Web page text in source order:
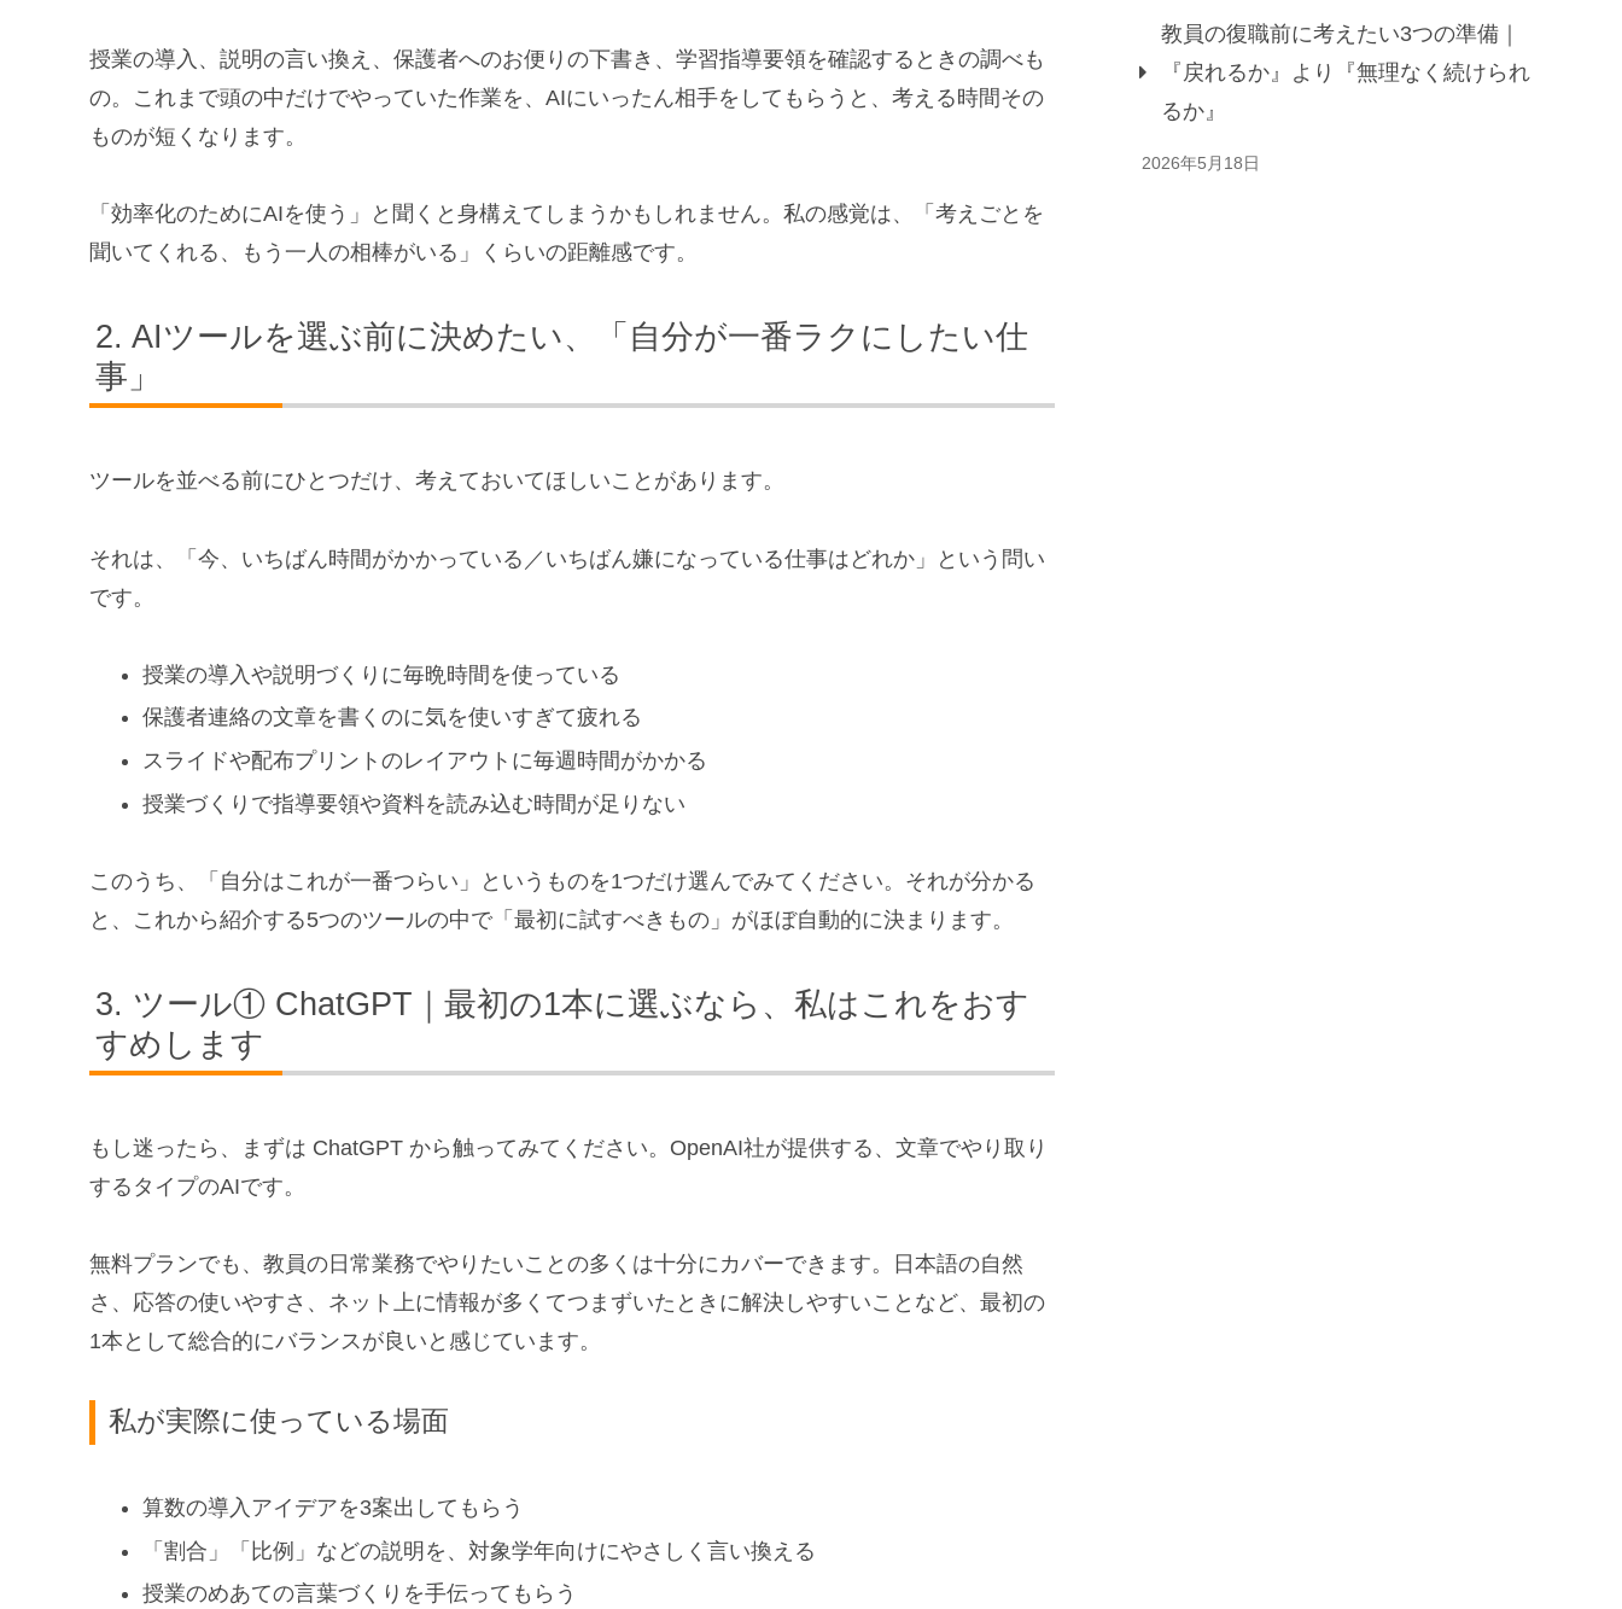
授業の導入、説明の言い換え、保護者へのお便りの下書き、学習指導要領を確認するときの調べも
の。これまで頭の中だけでやっていた作業を、AIにいったん相手をしてもらうと、考える時間その
ものが短くなります。
「効率化のためにAIを使う」と聞くと身構えてしまうかもしれません。私の感覚は、「考えごとを
聞いてくれる、もう一人の相棒がいる」くらいの距離感です。
AIツールを選ぶ前に決めたい、「自分が一番ラクにしたい仕
事」
ツールを並べる前にひとつだけ、考えておいてほしいことがあります。
それは、「今、いちばん時間がかかっている／いちばん嫌になっている仕事はどれか」という問い
です。
授業の導入や説明づくりに毎晩時間を使っている
保護者連絡の文章を書くのに気を使いすぎて疲れる
スライドや配布プリントのレイアウトに毎週時間がかかる
授業づくりで指導要領や資料を読み込む時間が足りない
このうち、「自分はこれが一番つらい」というものを1つだけ選んでみてください。それが分かる
と、これから紹介する5つのツールの中で「最初に試すべきもの」がほぼ自動的に決まります。
ツール① ChatGPT｜最初の1本に選ぶなら、私はこれをおす
すめします
もし迷ったら、まずは ChatGPT から触ってみてください。OpenAI社が提供する、文章でやり取り
するタイプのAIです。
無料プランでも、教員の日常業務でやりたいことの多くは十分にカバーできます。日本語の自然
さ、応答の使いやすさ、ネット上に情報が多くてつまずいたときに解決しやすいことなど、最初の
1本として総合的にバランスが良いと感じています。
私が実際に使っている場面
算数の導入アイデアを3案出してもらう
「割合」「比例」などの説明を、対象学年向けにやさしく言い換える
授業のめあての言葉づくりを手伝ってもらう
教員の復職前に考えたい3つの準備｜
『戻れるか』より『無理なく続けられ
るか』
2026年5月18日